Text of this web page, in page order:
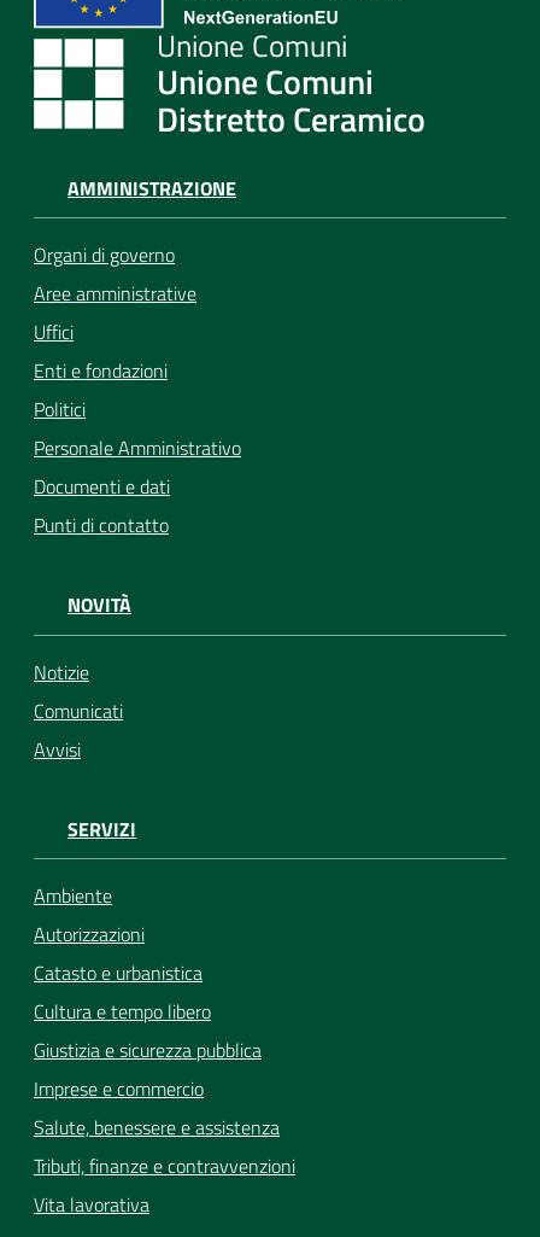
Unione Comuni
Distretto Ceramico
AMMINISTRAZIONE
Organi di governo
Aree amministrative
Uffici
Enti e fondazioni
Politici
Personale Amministrativo
Documenti e dati
Punti di contatto
NOVITÀ
Notizie
Comunicati
Avvisi
SERVIZI
Ambiente
Autorizzazioni
Catasto e urbanistica
Cultura e tempo libero
Giustizia e sicurezza pubblica
Imprese e commercio
Salute, benessere e assistenza
Tributi, finanze e contravvenzioni
Vita lavorativa